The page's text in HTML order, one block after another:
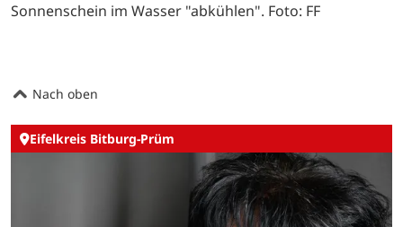
Sonnenschein im Wasser "abkühlen". Foto: FF
Nach oben
Eifelkreis Bitburg-Prüm